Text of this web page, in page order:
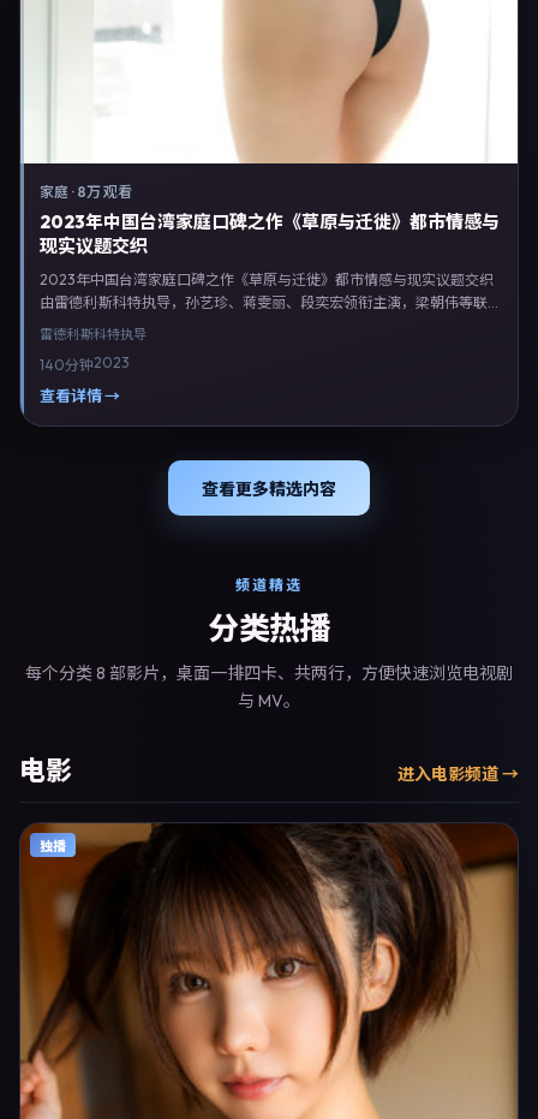
家庭 · 8万 观看
2023年中国台湾家庭口碑之作《草原与迁徙》都市情感与
现实议题交织
2023年中国台湾家庭口碑之作《草原与迁徙》都市情感与现实议题交织
由雷德利·斯科特执导，孙艺珍、蒋雯丽、段奕宏领衔主演，梁朝伟等联
合出演。剧情以家庭类型为主线，融合中国台湾本土叙事与人物弧光，适
2023年7月7日起在台湾地区网络平台首播，支持高清与多语言字幕。影
片在节奏、摄影与配乐上强调沉浸体验，可作为片单推荐、影评长文与专
雷德利·斯科特执导
140分钟2023
查看详情 →
查看更多精选内容
频道精选
分类热播
每个分类 8 部影片，桌面一排四卡、共两行，方便快速浏览电视剧
与 MV。
电影 进入电影频道 →
独播